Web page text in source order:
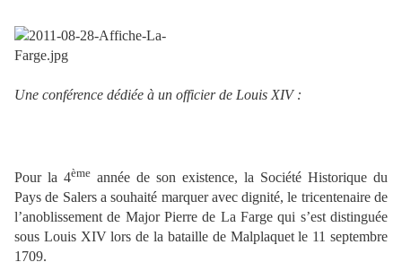
Une conférence dédiée à un officier de Louis XIV :
Pour la 4ème année de son existence, la Société Historique du
Pays de Salers a souhaité marquer avec dignité, le tricentenaire de
l’anoblissement de Major Pierre de La Farge qui s’est distinguée
sous Louis XIV lors de la bataille de Malplaquet le 11 septembre
1709.